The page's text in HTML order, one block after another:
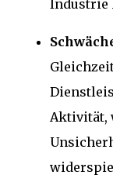
Industrie
Aktivität,